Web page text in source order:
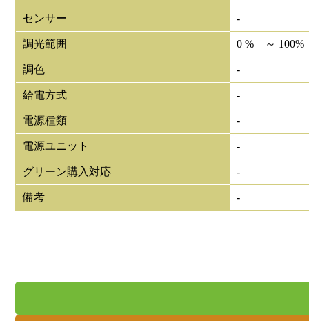
センサー -
調光範囲 0 % ～ 100%
調色 -
給電方式 -
電源種類 -
電源ユニット -
グリーン購入対応 -
備考 -